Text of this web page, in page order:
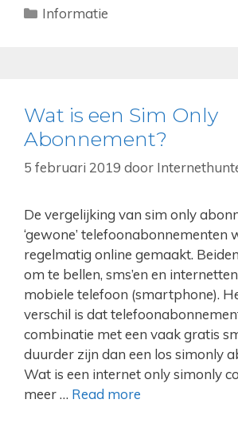
Categorieën
Informatie
Wat is een Sim Only
Abonnement?
5 februari 2019 door
De vergelijking van sim only
‘gewone’ telefoonabonnementen
regelmatig online gemaakt.
om te bellen, sms’en en
mobiele telefoon (smartphone).
verschil is dat
combinatie met een vaak gratis
duurder zijn dan een los simonly
Wat is een internet only simonly
meer … Read more